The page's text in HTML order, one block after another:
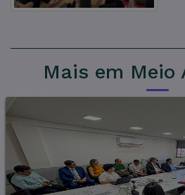
Mais em Meio